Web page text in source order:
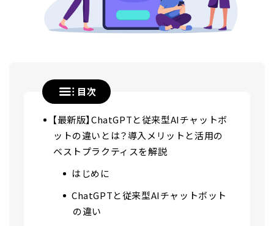
目次
【最新版】ChatGPTと従来型AIチャットボ
ットの違いとは？導入メリットと活用の
ベストプラクティスを解説
はじめに
ChatGPTと従来型AIチャットボット
の違い